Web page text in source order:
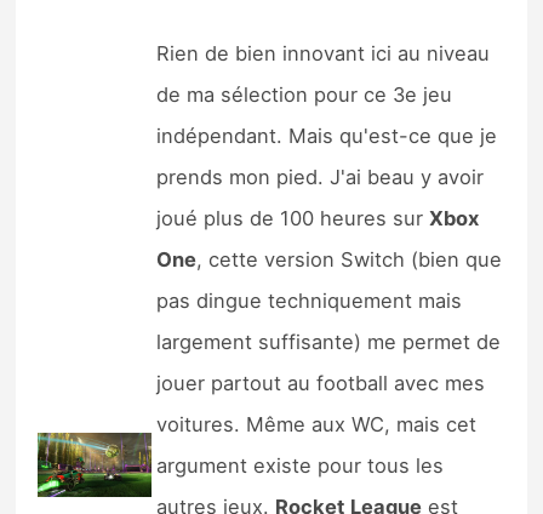
Rien de bien innovant ici au niveau
de ma sélection pour ce 3e jeu
indépendant. Mais qu'est-ce que je
prends mon pied. J'ai beau y avoir
joué plus de 100 heures surXbox
One, cette version Switch (bien que
pas dingue techniquement mais
largement suffisante) me permet de
jouer partout au football avec mes
voitures. Même aux WC, mais cet
argument existe pour tous les
autres jeux. Rocket League est